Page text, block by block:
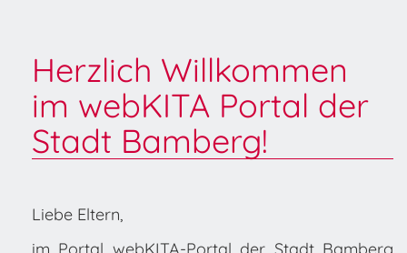
Herzlich Willkommen
im webKITA Portal der
Stadt Bamberg!
Liebe Eltern,